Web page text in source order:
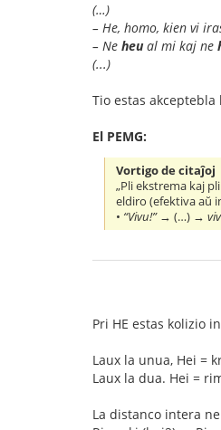
(…)
– He, homo, kien vi
– Ne heual mi kaj ne
(...)
Tio estas
El PEMG:
Vortigo de citaĵoj
„Pli ekstrema kaj
eldiro (efektiva aŭ
• “Vivu!”→ (…) →
Pri HE estas kolizio
Laux la unua, Hei =
Laux la dua. Hei =
La distanco intera